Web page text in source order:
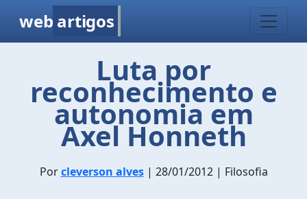
web artigos
Luta por
reconhecimento e
autonomia em
Axel Honneth
Porcleverson alves| 28/01/2012 | Filosofia